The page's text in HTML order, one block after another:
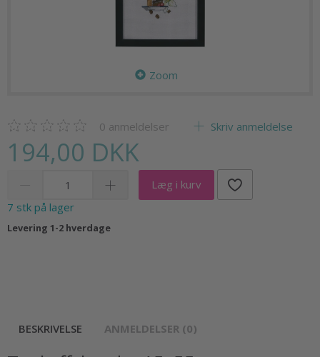
Zoom
0 anmeldelser Skriv anmeldelse
194,00 DKK
Læg i kurv
7 stk på lager
Levering 1-2 hverdage
BESKRIVELSE ANMELDELSER (0)